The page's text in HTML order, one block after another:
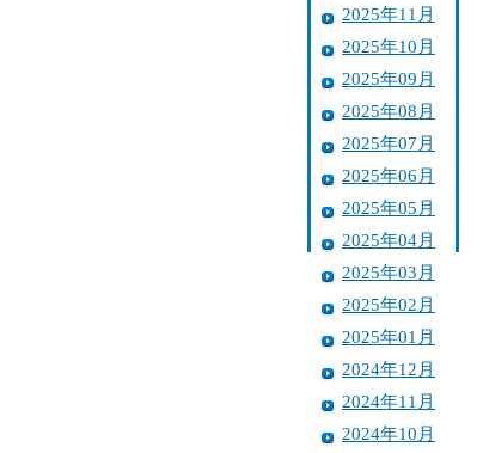
2025年11月
2025年10月
2025年09月
2025年08月
2025年07月
2025年06月
2025年05月
2025年04月
2025年03月
2025年02月
2025年01月
2024年12月
2024年11月
2024年10月